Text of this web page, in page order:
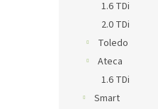
1.6 TDi
2.0 TDi
Toledo
Ateca
1.6 TDi
Smart